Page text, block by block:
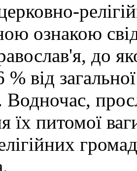
ознакою
до
від
їх питомої